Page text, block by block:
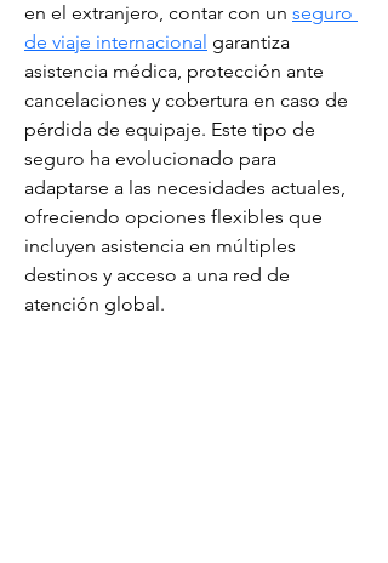
en el extranjero, contar con un seguro
de viaje internacional garantiza
asistencia médica, protección ante
cancelaciones y cobertura en caso de
pérdida de equipaje. Este tipo de
seguro ha evolucionado para
adaptarse a las necesidades actuales,
ofreciendo opciones flexibles que
incluyen asistencia en múltiples
destinos y acceso a una red de
atención global.